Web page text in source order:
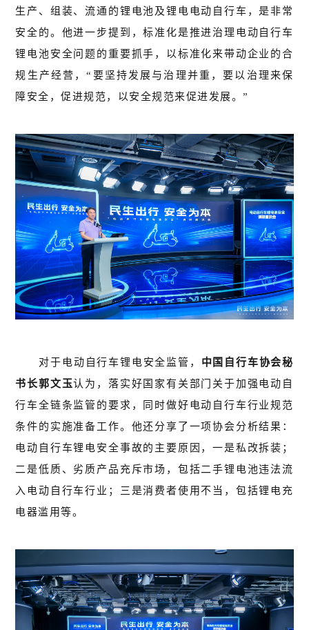
生产、组装、流通的锂电池及锂电电动自行车，是非常
安全的。他进一步提到，标准化是推进治理电动自行车
锂电池安全问题的重要抓手，以标准化来带动企业的合
规生产经营，“要坚持发展与治理并重，要以治理来保
障安全，促进规范，以安全规范来促进发展。”
对于电动自行车锂电安全监管， 中国自行车协会秘
书长郭文玉认为，落实好国家有关部门关于加强电动自
行车全链条监管的要求，同时做好电动自行车行业规范
条件的实施准备工作。他还分享了一项协会分析结果：
电动自行车锂电安全事故的主要原因，一是私改拆装；
二是低质、劣质产品充斥市场，包括二手锂电池违法流
入电动自行车行业；三是消费者使用不当，包括锂电充
电器滥用等。